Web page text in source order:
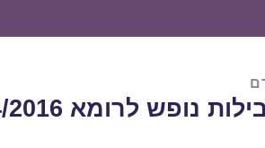
נופש לרומא 01/04/2016